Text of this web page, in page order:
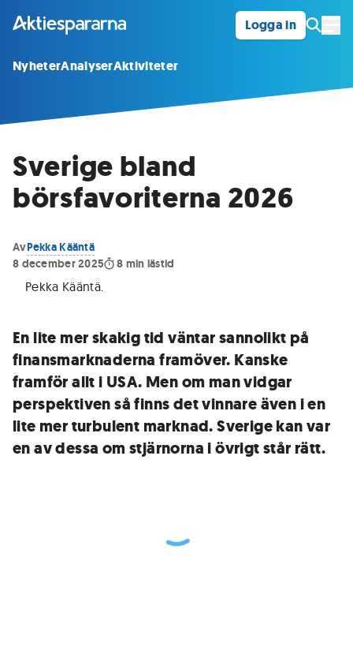
Logga in
NyheterAnalyserAktiviteter
Sverige bland
börsfavoriterna 2026
AvPekka Kääntä
8 december 2025
8 min lästid
Pekka Kääntä.
En lite mer skakig tid väntar sannolikt på
finansmarknaderna framöver. Kanske
framför allt i USA. Men om man vidgar
perspektiven så finns det vinnare även i en
lite mer turbulent marknad. Sverige kan var
en av dessa om stjärnorna i övrigt står rätt.